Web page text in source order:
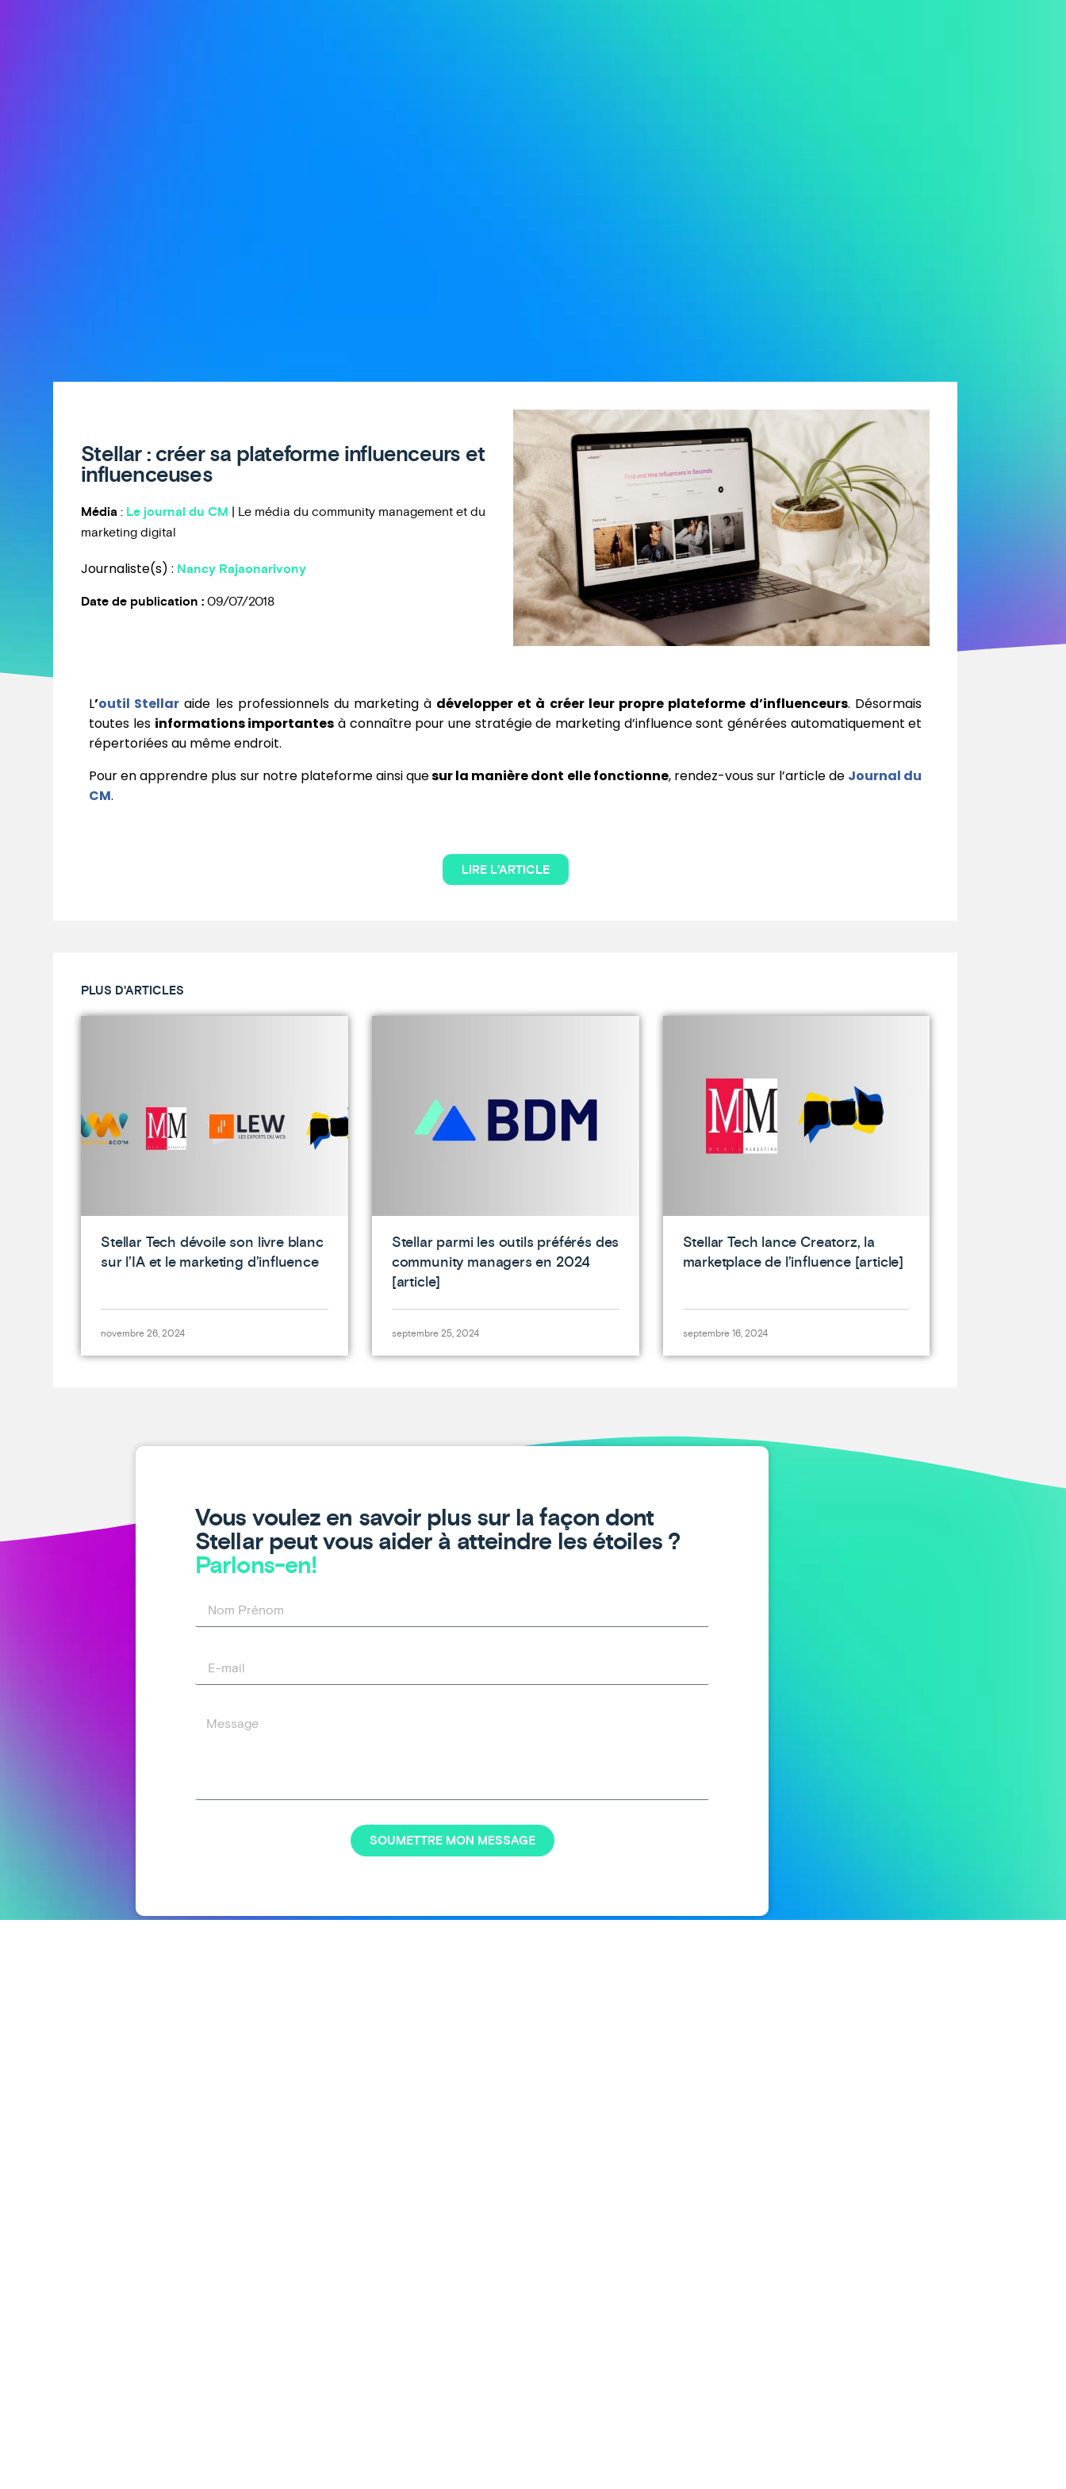
Stellar : créer sa plateforme influenceurs et
influenceuses
Média : Le journal du CM | Le média du community management et du
marketing digital
Journaliste(s) : Nancy Rajaonarivony
Date de publication :09/07/2018
L’outil Stellar aide les professionnels du marketing à développer et à créer leur propre plateforme d’influenceurs. Désormais
toutes les informations importantes à connaître pour une stratégie de marketing d’influence sont générées automatiquement et
répertoriées au même endroit.
Pour en apprendre plus sur notre plateforme ainsi quesur la manière dont elle fonctionne, rendez-vous sur l’article de Journal du
CM.
LIRE L'ARTICLE
PLUS D'ARTICLES
Stellar Tech dévoile son livre blanc
sur l’IA et le marketing d’influence
novembre 26, 2024
Stellar parmi les outils préférés des
community managers en 2024
[article]
septembre 25, 2024
Stellar Tech lance Creatorz, la
marketplace de l’influence [article]
septembre 16, 2024
Vous voulez en savoir plus sur la façon dont
Stellar peut vous aider à atteindre les étoiles ?
Parlons-en!
SOUMETTRE MON MESSAGE